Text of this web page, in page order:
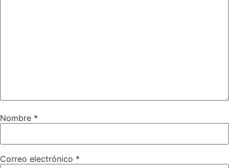
Nombre *
Correo electrónico *